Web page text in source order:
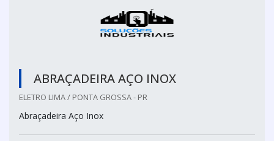
ABRAÇADEIRA AÇO INOX
ELETRO LIMA / PONTA GROSSA - PR
Abraçadeira Aço Inox